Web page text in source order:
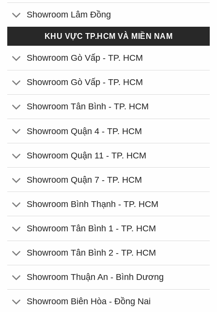
Showroom Lâm Đồng
KHU VỰC TP.HCM VÀ MIỀN NAM
Showroom Gò Vấp - TP. HCM
Showroom Gò Vấp - TP. HCM
Showroom Tân Bình - TP. HCM
Showroom Quận 4 - TP. HCM
Showroom Quận 11 - TP. HCM
Showroom Quận 7 - TP. HCM
Showroom Bình Thạnh - TP. HCM
Showroom Tân Bình 1 - TP. HCM
Showroom Tân Bình 2 - TP. HCM
Showroom Thuận An - Bình Dương
Showroom Biên Hòa - Đồng Nai